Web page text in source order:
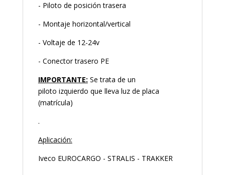
- Piloto de posición trasera
- Montaje horizontal/vertical
- Voltaje de 12-24v
- Conector trasero PE
IMPORTANTE: Se trata de un
piloto izquierdo que lleva luz de placa
(matrícula)
.
Aplicación:
Iveco EUROCARGO - STRALIS - TRAKKER